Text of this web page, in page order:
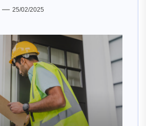
25/02/2025